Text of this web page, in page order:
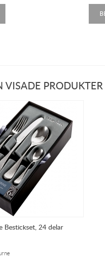
VISADE PRODUKTER
Bestickset, 24 delar